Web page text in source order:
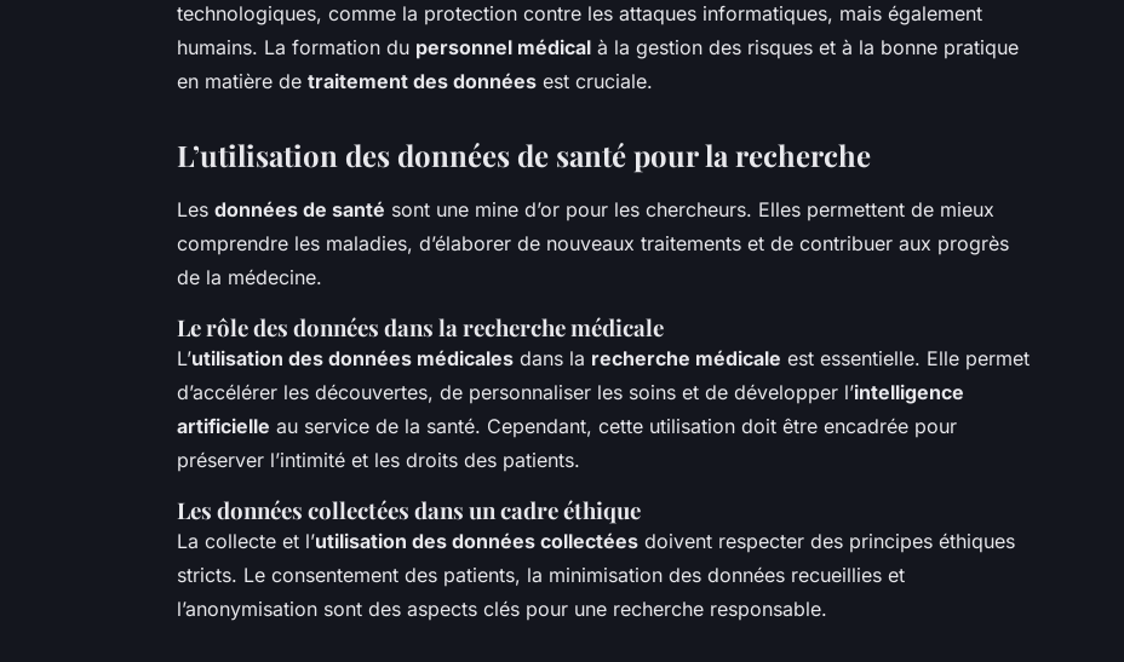
technologiques, comme la protection contre les attaques informatiques, mais également
humains. La formation du personnel médical à la gestion des risques et à la bonne pratique
en matière de traitement des données est cruciale.
L’utilisation des données de santé pour la recherche
Les données de santé sont une mine d’or pour les chercheurs. Elles permettent de mieux
comprendre les maladies, d’élaborer de nouveaux traitements et de contribuer aux progrès
de la médecine.
Le rôle des données dans la recherche médicale
L’utilisation des données médicales dans la recherche médicale est essentielle. Elle permet
d’accélérer les découvertes, de personnaliser les soins et de développer l’intelligence
artificielle au service de la santé. Cependant, cette utilisation doit être encadrée pour
préserver l’intimité et les droits des patients.
Les données collectées dans un cadre éthique
La collecte et l’utilisation des données collectées doivent respecter des principes éthiques
stricts. Le consentement des patients, la minimisation des données recueillies et
l’anonymisation sont des aspects clés pour une recherche responsable.